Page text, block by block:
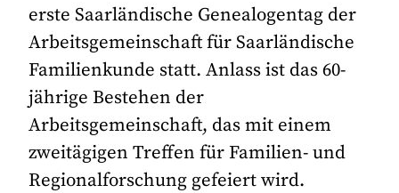
erste Saarländische Genealogentag der
Arbeitsgemeinschaft für Saarländische
Familienkunde statt. Anlass ist das 60-
jährige Bestehen der
Arbeitsgemeinschaft, das mit einem
zweitägigen Treffen für Familien- und
Regionalforschung gefeiert wird.